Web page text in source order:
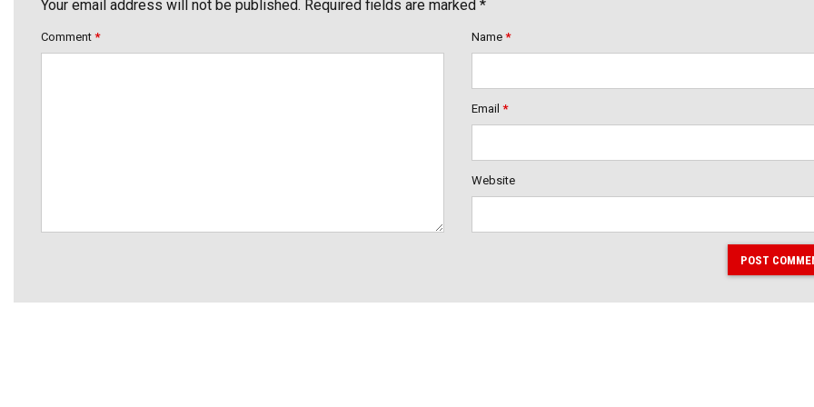
Your email address will not be published. Required fields are marked *
Comment * Name *
Email *
Website
POST